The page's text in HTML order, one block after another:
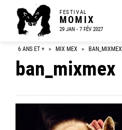
FESTIVAL
MOMIX
29 JAN - 7 FÉV 2027
6 ANS ET + > MIX MEX > BAN_MIXMEX
ban_mixmex